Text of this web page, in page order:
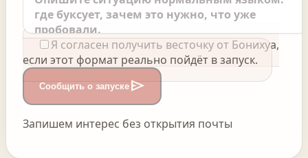
Я согласен получить весточку от Бонихуа,
если этот формат реально пойдёт в запуск.
Сообщить о запускеsend
Запишем интерес без открытия почты